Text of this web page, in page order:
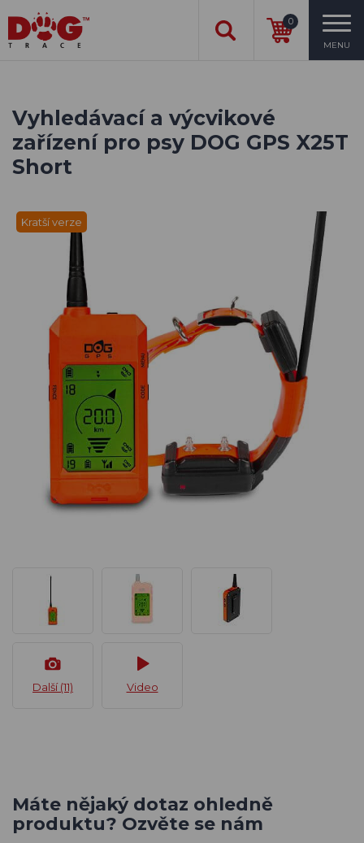
0
MENU
Vyhledávací a výcvikové
zařízení pro psy DOG GPS X25T
Short
Kratší verze
Další (11) Video
Máte nějaký dotaz ohledně
produktu? Ozvěte se nám